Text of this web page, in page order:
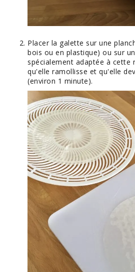
Placer la galette sur une
bois ou en plastique) ou sur
spécialement adaptée à cette
qu'elle ramollisse et qu'elle
(environ 1 minute).